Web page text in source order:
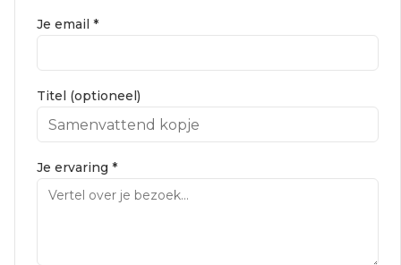
Je email *
Titel (optioneel)
Je ervaring *